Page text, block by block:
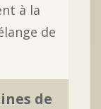
à la
de
de